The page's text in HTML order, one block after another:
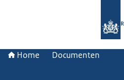
Home Documenten